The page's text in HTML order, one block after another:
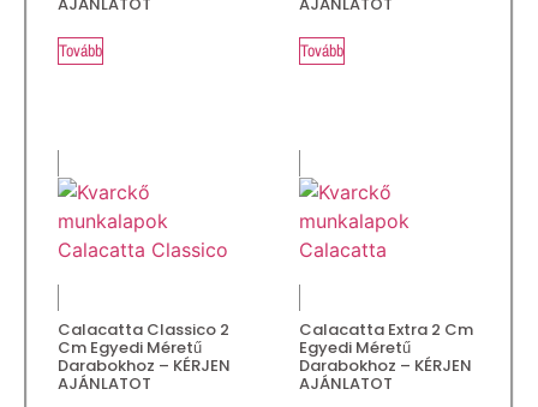
Tovább Tovább
Calacatta Classico 2
Cm Egyedi Méretű
Darabokhoz – KÉRJEN
AJÁNLATOT
Calacatta Extra 2 Cm
Egyedi Méretű
Darabokhoz – KÉRJEN
AJÁNLATOT